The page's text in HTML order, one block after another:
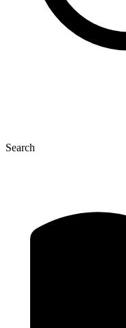
Search